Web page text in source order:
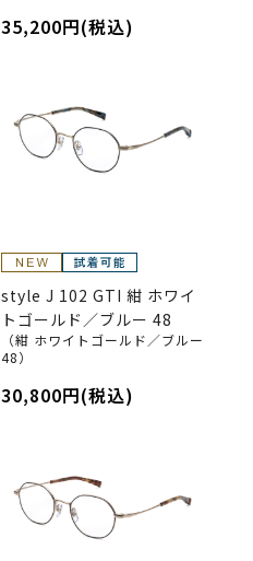
35,200円(税込)
style J 102 GTI 紺 ホワイ
トゴールド／ブルー 48
（紺 ホワイトゴールド／ブルー
48）
30,800円(税込)